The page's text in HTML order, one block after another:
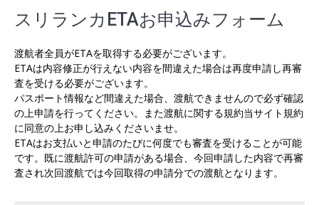
スリランカETAお申込みフォーム
渡航者全員がETAを取得する必要がございます。
ETAは内容修正が行えない内容を間違えた場合は再度申請し再審
査を受ける必要がございます。
パスポート情報など間違えた場合、渡航できませんので必ず確認
の上申請を行ってください。また渡航に関する規約当サイト規約
に同意の上お申し込みくださいませ。
ETAはお支払いと申請のたびに何度でも審査を受けることが可能
です。既に渡航許可の申請がある場合、今回申請した内容で再審
査され次回渡航では今回取得の申請分での渡航となります。